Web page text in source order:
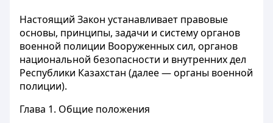
Настоящий Закон устанавливает правовые
основы, принципы, задачи и систему органов
военной полиции Вооруженных сил, органов
национальной безопасности и внутренних дел
Республики Казахстан (далее — органы военной
полиции).
Глава 1. Общие положения